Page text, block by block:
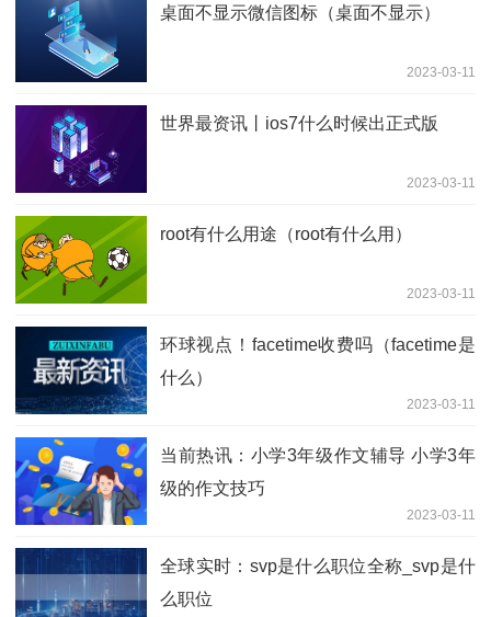
桌面不显示微信图标（桌面不显示）
2023-03-11
世界最资讯丨ios7什么时候出正式版
2023-03-11
root有什么用途（root有什么用）
2023-03-11
环球视点！facetime收费吗（facetime是
什么）
2023-03-11
当前热讯：小学3年级作文辅导 小学3年
级的作文技巧
2023-03-11
全球实时：svp是什么职位全称_svp是什
么职位